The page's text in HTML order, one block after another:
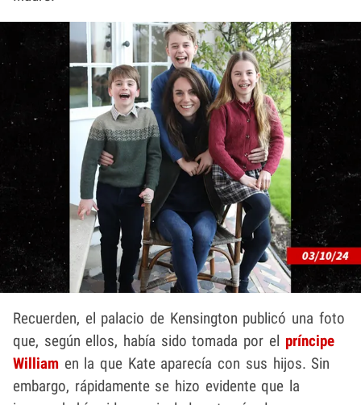
Recuerden, el palacio de Kensington publicó una foto
que, según ellos, había sido tomada por el príncipe
William en la que Kate aparecía con sus hijos. Sin
embargo, rápidamente se hizo evidente que la